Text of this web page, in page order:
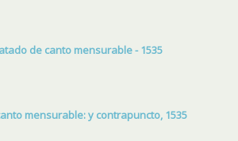
de canto mensurable - 1535
mensurable: y contrapuncto, 1535